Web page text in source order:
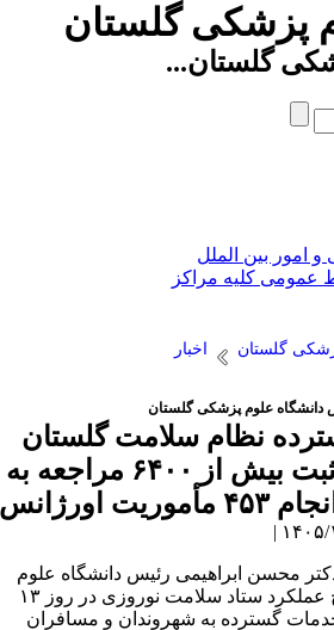
پزشکی گلستان
گلستان...
بین الملل
کلیه مراکز
گلستان اخبار
علوم پزشکی گلستان
نظام سلامت گلستان
در ۱۳ فروردین؛ ثبت بیش از ۶۴۰۰ مراجعه به
محسن ابراهیمی رئیس دانشگاه علوم
پزشکی گلستان، با تشریح عملکرد ستاد سلامت نوروزی در روز ۱۳
ارائه خدمات گسترده به شهروندان و مسافران